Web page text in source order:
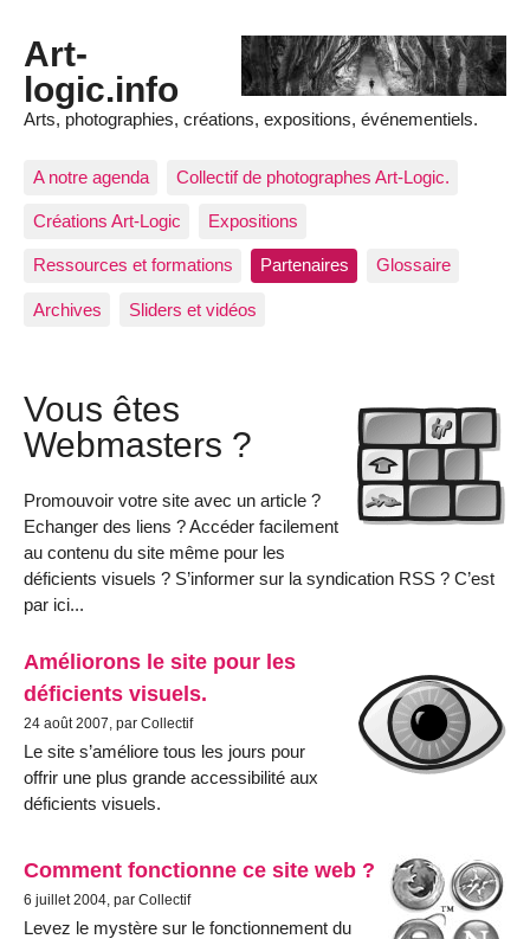
Art-
logic.info
Arts, photographies, créations, expositions, événementiels.
A notre agenda Collectif de photographes Art-Logic.
Créations Art-Logic Expositions
Ressources et formations Partenaires Glossaire
Archives Sliders et vidéos
Vous êtes
Webmasters ?
Promouvoir votre site avec un article ?
Echanger des liens ? Accéder facilement
au contenu du site même pour les
déficients visuels ? S’informer sur la syndication RSS ? C’est
par ici...
Améliorons le site pour les
déficients visuels.
24 août 2007, par Collectif
Le site s’améliore tous les jours pour
offrir une plus grande accessibilité aux
déficients visuels.
Comment fonctionne ce site web ?
6 juillet 2004, par Collectif
Levez le mystère sur le fonctionnement du